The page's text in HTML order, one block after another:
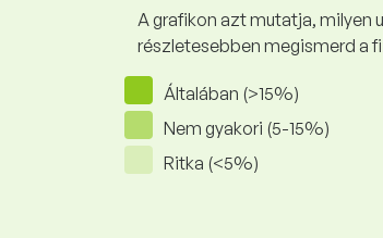
A grafikon azt mutatja, milyen
részletesebben megismerd a
Általában (>15%)
Nem gyakori (5-15%)
Ritka (<5%)